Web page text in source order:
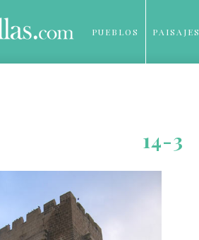
PUEBLOS PAISAJES
14-3